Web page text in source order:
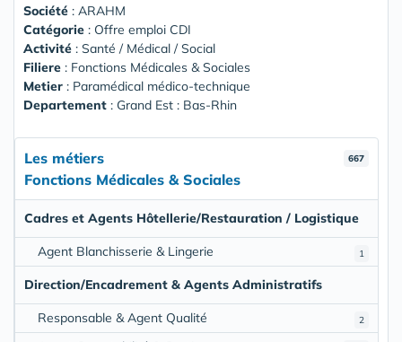
Société : ARAHM
Catégorie : Offre emploi CDI
Activité : Santé / Médical / Social
Filiere : Fonctions Médicales & Sociales
Metier : Paramédical médico-technique
Departement : Grand Est : Bas-Rhin
667
Les métiers
Fonctions Médicales & Sociales
Cadres et Agents Hôtellerie/Restauration / Logistique
1
Agent Blanchisserie & Lingerie
Direction/Encadrement & Agents Administratifs
2
Responsable & Agent Qualité